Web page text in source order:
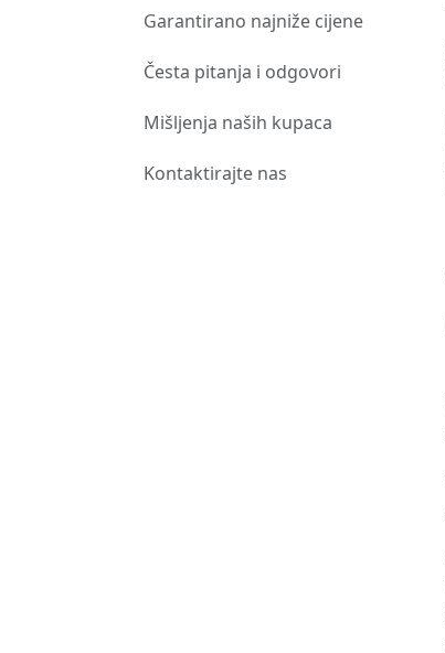
Garantirano najniže cijene
Česta pitanja i odgovori
Mišljenja naših kupaca
Kontaktirajte nas